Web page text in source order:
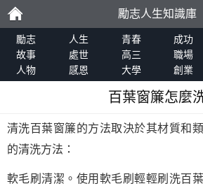
勵
志
勵志人生知識庫
勵志 人生 青春 成功
故事
處世 高三 職場
人物
感恩 大學 創業
百葉窗簾怎麼
清洗百葉窗簾的方法取決於其材質和
的清洗方法：
軟毛刷清潔。使用軟毛刷輕輕刷洗百